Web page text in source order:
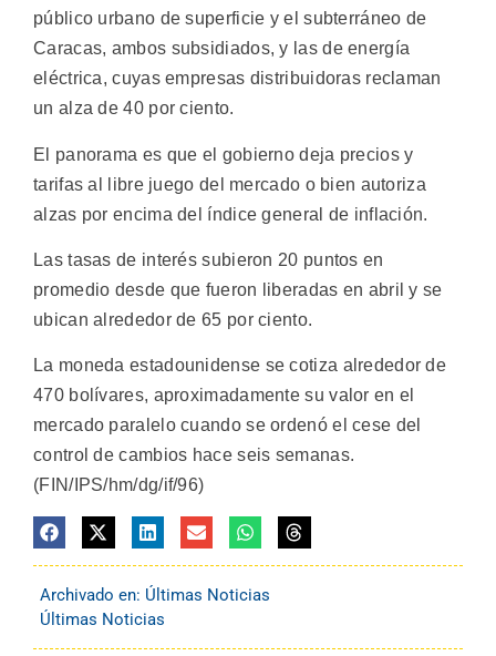
público urbano de superficie y el subterráneo de
Caracas, ambos subsidiados, y las de energía
eléctrica, cuyas empresas distribuidoras reclaman
un alza de 40 por ciento.
El panorama es que el gobierno deja precios y
tarifas al libre juego del mercado o bien autoriza
alzas por encima del índice general de inflación.
Las tasas de interés subieron 20 puntos en
promedio desde que fueron liberadas en abril y se
ubican alrededor de 65 por ciento.
La moneda estadounidense se cotiza alrededor de
470 bolívares, aproximadamente su valor en el
mercado paralelo cuando se ordenó el cese del
control de cambios hace seis semanas.
(FIN/IPS/hm/dg/if/96)
Archivado en: Últimas Noticias
Últimas Noticias